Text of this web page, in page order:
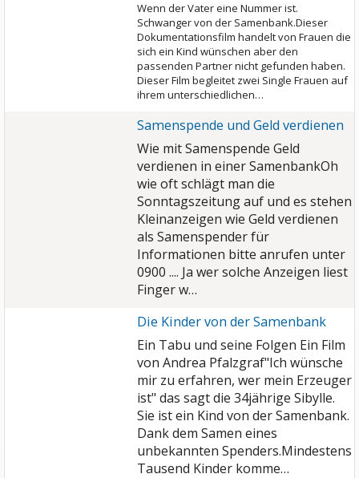
Wenn der Vater eine Nummer ist.
Schwanger von der Samenbank.Dieser
Dokumentationsfilm handelt von Frauen die
sich ein Kind wünschen aber den
passenden Partner nicht gefunden haben.
Dieser Film begleitet zwei Single Frauen auf
ihrem unterschiedlichen…
Samenspende und Geld verdienen
Wie mit Samenspende Geld
verdienen in einer SamenbankOh
wie oft schlägt man die
Sonntagszeitung auf und es stehen
Kleinanzeigen wie Geld verdienen
als Samenspender für
Informationen bitte anrufen unter
0900 .... Ja wer solche Anzeigen liest
Finger w…
Die Kinder von der Samenbank
Ein Tabu und seine Folgen Ein Film
von Andrea Pfalzgraf"Ich wünsche
mir zu erfahren, wer mein Erzeuger
ist" das sagt die 34jährige Sibylle.
Sie ist ein Kind von der Samenbank.
Dank dem Samen eines
unbekannten Spenders.Mindestens
Tausend Kinder komme…